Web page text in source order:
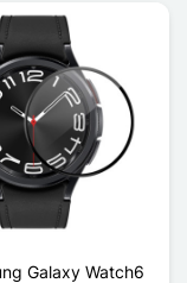
Galaxy Watch6